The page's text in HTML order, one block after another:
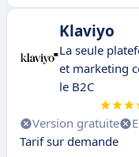
Klaviyo
La seule
et marketing
le B2C
Version gratuite
Tarif sur demande